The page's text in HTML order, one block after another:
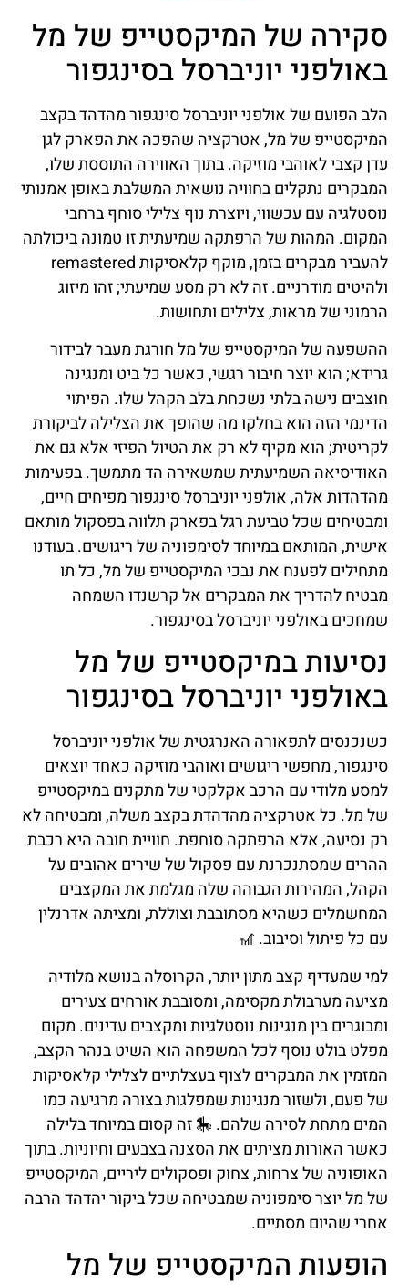
סקירה של המיקסטייפ של מל
באולפני יוניברסל בסינגפור
הלב הפועם של אולפני יוניברסל סינגפור מהדהד בקצב
המיקסטייפ של מל, אטרקציה שהפכה את הפארק לגן
עדן קצבי לאוהבי מוזיקה. בתוך האווירה התוססת שלו,
המבקרים נתקלים בחוויה נושאית המשלבת באופן אמנותי
נוסטלגיה עם עכשווי, ויוצרת נוף צלילי סוחף ברחבי
המקום. המהות של הרפתקה שמיעתית זו טמונה ביכולתה
להעביר מבקרים בזמן, מוקף קלאסיקות remastered
ולהיטים מודרניים. זה לא רק מסע שמיעתי; זהו מיזוג
הרמוני של מראות, צלילים ותחושות.
ההשפעה של המיקסטייפ של מל חורגת מעבר לבידור
גרידא; הוא יוצר חיבור רגשי, כאשר כל ביט ומנגינה
חוצבים נישה בלתי נשכחת בלב הקהל שלו. הפיתוי
הדינמי הזה הוא בחלקו מה שהופך את הצלילה לביקורת
לקריטית; הוא מקיף לא רק את הטיול הפיזי אלא גם את
האודיסיאה השמיעתית שמשאירה הד מתמשך. בפעימות
מהדהדות אלה, אולפני יוניברסל סינגפור מפיחים חיים,
ומבטיחים שכל טביעת רגל בפארק תלווה בפסקול מותאם
אישית, המותאם במיוחד לסימפוניה של ריגושים. בעודנו
מתחילים לפענח את נבכי המיקסטייפ של מל, כל תו
מבטיח להדריך את המבקרים אל קרשנדו השמחה
שמחכים באולפני יוניברסל בסינגפור.
נסיעות במיקסטייפ של מל
באולפני יוניברסל בסינגפור
כשנכנסים לתפאורה האנרגטית של אולפני יוניברסל
סינגפור, מחפשי ריגושים ואוהבי מוזיקה כאחד יוצאים
למסע מלודי עם הרכב אקלקטי של מתקנים במיקסטייפ
של מל. כל אטרקציה מהדהדת בקצב משלה, ומבטיחה לא
רק נסיעה, אלא הרפתקה סוחפת. חוויית חובה היא רכבת
ההרים שמסתנכרנת עם פסקול של שירים אהובים על
הקהל, המהירות הגבוהה שלה מגלמת את המקצבים
המחשמלים כשהיא מסתובבת וצוללת, ומציתה אדרנלין
עם כל פיתול וסיבוב. 🎢
למי שמעדיף קצב מתון יותר, הקרוסלה בנושא מלודיה
מציעה מערבולת מקסימה, ומסובבת אורחים צעירים
ומבוגרים בין מנגינות נוסטלגיות ומקצבים עדינים. מקום
מפלט בולט נוסף לכל המשפחה הוא השיט בנהר הקצב,
המזמין את המבקרים לצוף בעצלתיים לצלילי קלאסיקות
של פעם, ולשזור מנגינות שמפלגות בצורה מרגיעה כמו
המים מתחת לסירה שלהם. 🎠 זה קסום במיוחד בלילה
כאשר האורות מציתים את הסצנה בצבעים וחיוניות. בתוך
האופוניה של צרחות, צחוק ופסקולים ליריים, המיקסטייפ
של מל יוצר סימפוניה שמבטיחה שכל ביקור יהדהד הרבה
אחרי שהיום מסתיים.
הופעות המיקסטייפ של מל